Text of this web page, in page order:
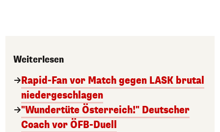
Weiterlesen
Rapid-Fan vor Match gegen LASK brutal
niedergeschlagen
"Wundertüte Österreich!" Deutscher
Coach vor ÖFB-Duell